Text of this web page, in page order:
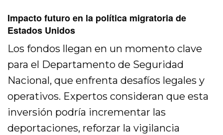
Impacto futuro en la política migratoria de
Estados Unidos
Los fondos llegan en un momento clave
para el Departamento de Seguridad
Nacional, que enfrenta desafíos legales y
operativos. Expertos consideran que esta
inversión podría incrementar las
deportaciones, reforzar la vigilancia